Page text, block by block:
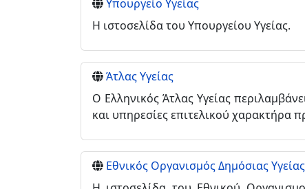
Υπουργείο Υγείας
Η ιστοσελίδα του Υπουργείου Υγείας.
Άτλας Υγείας
Ο Ελληνικός Άτλας Υγείας
και υπηρεσίες επιτελικού χαρακτήρα
Εθνικός Οργανισμός Δημόσιας